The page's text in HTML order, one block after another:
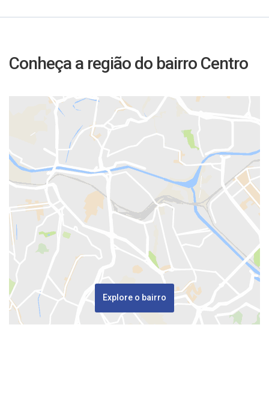
Conheça a região do bairro Centro
Explore o bairro